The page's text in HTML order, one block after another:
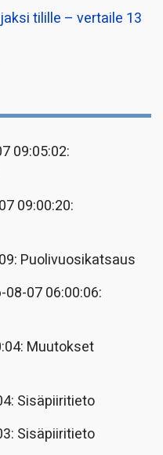
tilille – vertaile 13
09:05:02:
09:00:20:
Puolivuosikatsaus
08-07 06:00:06:
Muutokset
Sisäpiiritieto
Sisäpiiritieto